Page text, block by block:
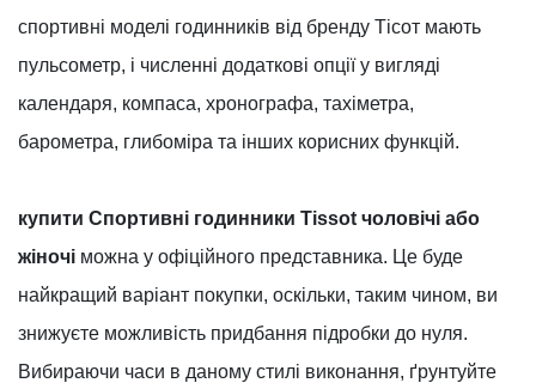
спортивні моделі годинників від бренду Тісот мають
пульсометр, і численні додаткові опції у вигляді
календаря, компаса, хронографа, тахіметра,
барометра, глибоміра та інших корисних функцій.
купити Спортивні годинники Tissot чоловічі або
жіночі можна у офіційного представника. Це буде
найкращий варіант покупки, оскільки, таким чином, ви
знижуєте можливість придбання підробки до нуля.
Вибираючи часи в даному стилі виконання, ґрунтуйте